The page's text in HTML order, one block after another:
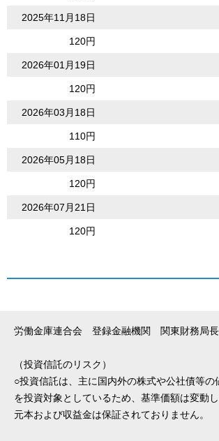
2025年11月18日
120円
2026年01月19日
120円
2026年03月18日
110円
2026年05月18日
120円
2026年07月21日
120円
労働金庫連合会 登録金融機関 関東財務局長
（投資信託のリスク）
○投資信託は、主に国内外の株式や公社債等の
を投資対象としているため、基準価額は変動
元本および収益金は保証されておりません。